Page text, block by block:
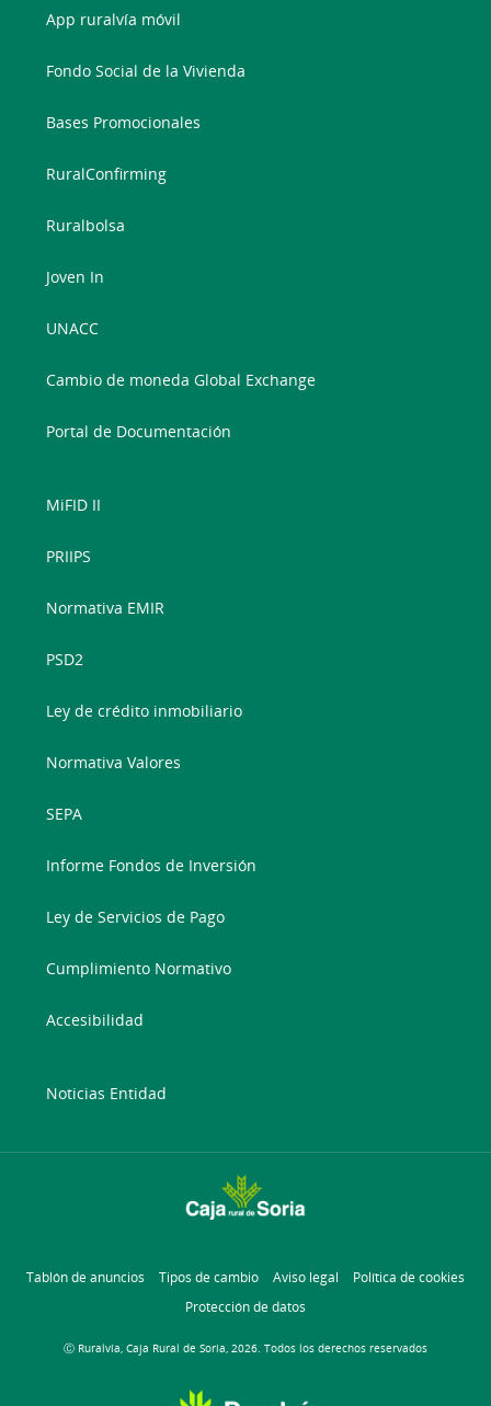
App ruralvía móvil
Fondo Social de la Vivienda
Bases Promocionales
RuralConfirming
Ruralbolsa
Joven In
UNACC
Cambio de moneda Global Exchange
Portal de Documentación
MiFID II
PRIIPS
Normativa EMIR
PSD2
Ley de crédito inmobiliario
Normativa Valores
SEPA
Informe Fondos de Inversión
Ley de Servicios de Pago
Cumplimiento Normativo
Accesibilidad
Noticias Entidad
Tablón de anuncios Tipos de cambio Aviso legal
Política de cookies
Protección de datos
Ⓒ Ruralvía, Caja Rural de Soria, 2026. Todos los derechos reservados